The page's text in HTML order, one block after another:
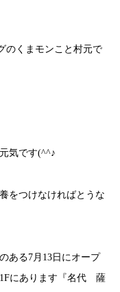
のくまモンこと村元で
気です(^^♪
をつけなければとうな
ある7月13日にオープ
にあります『名代 薩